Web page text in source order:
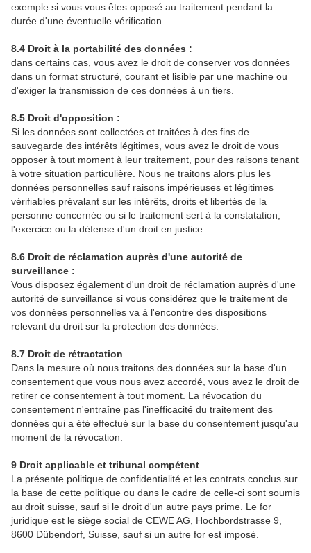
exemple si vous vous êtes opposé au traitement pendant la
durée d'une éventuelle vérification.
8.4 Droit à la portabilité des données :
dans certains cas, vous avez le droit de conserver vos données
dans un format structuré, courant et lisible par une machine ou
d'exiger la transmission de ces données à un tiers.
8.5 Droit d'opposition :
Si les données sont collectées et traitées à des fins de
sauvegarde des intérêts légitimes, vous avez le droit de vous
opposer à tout moment à leur traitement, pour des raisons tenant
à votre situation particulière. Nous ne traitons alors plus les
données personnelles sauf raisons impérieuses et légitimes
vérifiables prévalant sur les intérêts, droits et libertés de la
personne concernée ou si le traitement sert à la constatation,
l'exercice ou la défense d'un droit en justice.
8.6 Droit de réclamation auprès d'une autorité de
surveillance :
Vous disposez également d'un droit de réclamation auprès d'une
autorité de surveillance si vous considérez que le traitement de
vos données personnelles va à l'encontre des dispositions
relevant du droit sur la protection des données.
8.7 Droit de rétractation
Dans la mesure où nous traitons des données sur la base d'un
consentement que vous nous avez accordé, vous avez le droit de
retirer ce consentement à tout moment. La révocation du
consentement n'entraîne pas l'inefficacité du traitement des
données qui a été effectué sur la base du consentement jusqu'au
moment de la révocation.
9 Droit applicable et tribunal compétent
La présente politique de confidentialité et les contrats conclus sur
la base de cette politique ou dans le cadre de celle-ci sont soumis
au droit suisse, sauf si le droit d'un autre pays prime. Le for
juridique est le siège social de CEWE AG, Hochbordstrasse 9,
8600 Dübendorf, Suisse, sauf si un autre for est imposé.